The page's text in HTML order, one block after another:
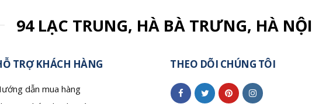
94 LẠC TRUNG, HÀ BÀ TRƯNG, HÀ NỘI
TRỢ KHÁCH HÀNG
dẫn mua hàng
THEO DÕI CHÚNG TÔI